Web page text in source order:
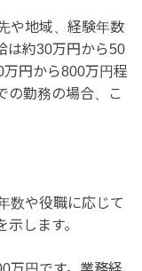
や地域、経験年数
は約30万円から50
円から800万円程
の勤務の場合、こ
数や役職に応じて
します。